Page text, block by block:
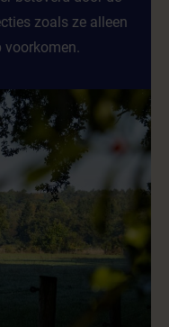
zoals ze alleen
voorkomen.